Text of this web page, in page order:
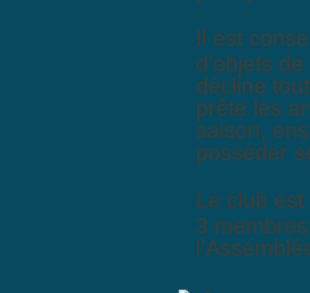
Il est
d’objets
décline
prête les
saison,
posséder
Le club
3